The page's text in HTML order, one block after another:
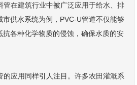
管在建筑行业中被广泛应用于给水、排
供水系统为例，PVC-U管道不仅能够
各种化学物质的侵蚀，确保水质的安
的应用同样引人注目。许多农田灌溉系